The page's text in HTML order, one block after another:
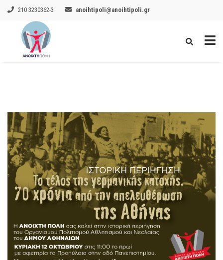
210 3230362-3 anoihtipoli@anoihtipoli.gr